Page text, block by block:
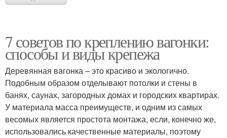
7 советов по креплению вагонки:
способы и виды крепежа
Деревянная вагонка – это красиво и экологично.
Подобным образом отделывают потолки и стены в
банях, саунах, загородных домах и городских квартирах.
У материала масса преимуществ, и одним из самых
весомых является простота монтажа, если, конечно же,
использовались качественные материалы, поэтому